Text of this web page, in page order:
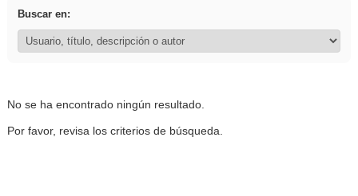
Buscar en:
No se ha encontrado ningún resultado.
Por favor, revisa los criterios de búsqueda.